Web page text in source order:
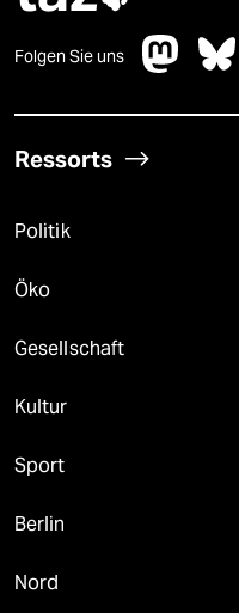
Folgen Sie uns
Ressorts
Politik
Öko
Gesellschaft
Kultur
Sport
Berlin
Nord